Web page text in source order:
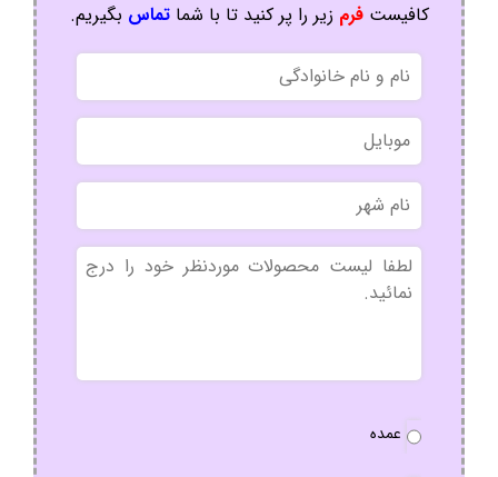
کافیستفرم زیر را پر کنید تا با شماتماس بگیریم.
نام
و
نام
خانوادگی
موبایل
نام
شهر
بدون
عنوان
نوع
عمده